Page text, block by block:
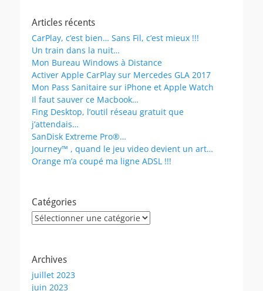
Articles récents
CarPlay, c’est bien… Sans Fil, c’est mieux !!!
Un train dans la nuit…
Mon Bureau Windows à Distance
Activer Apple CarPlay sur Mercedes GLA 2017
Mon Pass Sanitaire sur iPhone et Apple Watch
Il faut sauver ce Macbook…
Fing Desktop, l’outil réseau gratuit que
j’attendais…
SanDisk Extreme Pro®…
Journey™ , quand le jeu video devient un art…
Orange m’a coupé ma ligne ADSL !!!
Catégories
Catégories
Archives
juillet 2023
juin 2023